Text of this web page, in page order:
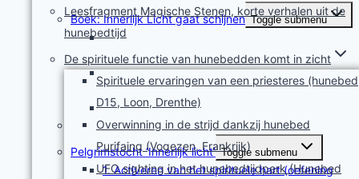
Leesfragment Magische Stenen, korte verhalen uit de
hunebedtijd
De spirituele functie van hunebedden komt in zicht
Spirituele ervaringen van een priesteres (hunebed
D15, Loon, Drenthe)
Overwinning in de strijd dankzij hunebed
Purifaing (Vogezen, Frankrijk)
UFO sighting in het hunebedtijdperk (Hunebed
Boek: Innerlijk Licht gaat schijnen Toggle submenu
Wat staat in het boek ‘Innerlijk Licht gaat
schijnen?
Impressie boekpresentatie ‘Innerlijk licht gaat
schijnen’
Boekrecensie Innerlijk licht gaat schijnen
Zelftest Innerlijk Licht
Pelgrimstocht ‘Innerlijk licht’ Toggle submenu
1. Activeren van het spirituele hart (oefening